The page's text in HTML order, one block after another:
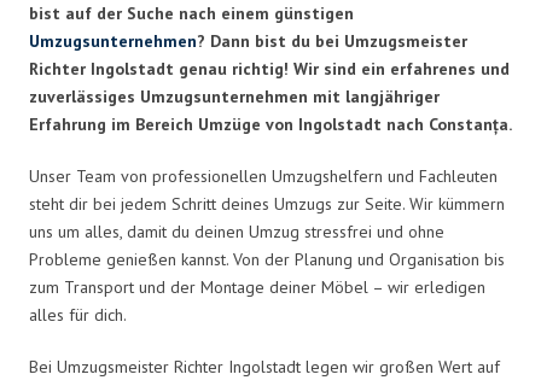
bist auf der Suche nach einem günstigen
Umzugsunternehmen? Dann bist du bei Umzugsmeister
Richter Ingolstadt genau richtig! Wir sind ein erfahrenes und
zuverlässiges Umzugsunternehmen mit langjähriger
Erfahrung im Bereich Umzüge von Ingolstadt nach Constanța.
Unser Team von professionellen Umzugshelfern und Fachleuten
steht dir bei jedem Schritt deines Umzugs zur Seite. Wir kümmern
uns um alles, damit du deinen Umzug stressfrei und ohne
Probleme genießen kannst. Von der Planung und Organisation bis
zum Transport und der Montage deiner Möbel – wir erledigen
alles für dich.
Bei Umzugsmeister Richter Ingolstadt legen wir großen Wert auf